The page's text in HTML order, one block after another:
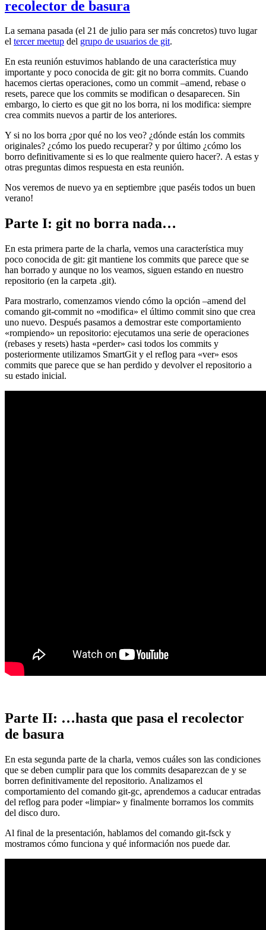
recolector de basura
La semana pasada (el 21 de julio para ser más concretos) tuvo lugar
el tercer meetup del grupo de usuarios de git.
En esta reunión estuvimos hablando de una característica muy
importante y poco conocida de git: git no borra commits. Cuando
hacemos ciertas operaciones, como un commit –amend, rebase o
resets, parece que los commits se modifican o desaparecen. Sin
embargo, lo cierto es que git no los borra, ni los modifica: siempre
crea commits nuevos a partir de los anteriores.
Y si no los borra ¿por qué no los veo? ¿dónde están los commits
originales? ¿cómo los puedo recuperar? y por último ¿cómo los
borro definitivamente si es lo que realmente quiero hacer?. A estas y
otras preguntas dimos respuesta en esta reunión.
Nos veremos de nuevo ya en septiembre ¡que paséis todos un buen
verano!
Parte I: git no borra nada…
En esta primera parte de la charla, vemos una característica muy
poco conocida de git: git mantiene los commits que parece que se
han borrado y aunque no los veamos, siguen estando en nuestro
repositorio (en la carpeta .git).
Para mostrarlo, comenzamos viendo cómo la opción –amend del
comando git-commit no «modifica» el último commit sino que crea
uno nuevo. Después pasamos a demostrar este comportamiento
«rompiendo» un repositorio: ejecutamos una serie de operaciones
(rebases y resets) hasta «perder» casi todos los commits y
posteriormente utilizamos SmartGit y el reflog para «ver» esos
commits que parece que se han perdido y devolver el repositorio a
su estado inicial.
Parte II: …hasta que pasa el recolector
de basura
En esta segunda parte de la charla, vemos cuáles son las condiciones
que se deben cumplir para que los commits desaparezcan de y se
borren definitivamente del repositorio. Analizamos el
comportamiento del comando git-gc, aprendemos a caducar entradas
del reflog para poder «limpiar» y finalmente borramos los commits
del disco duro.
Al final de la presentación, hablamos del comando git-fsck y
mostramos cómo funciona y qué información nos puede dar.